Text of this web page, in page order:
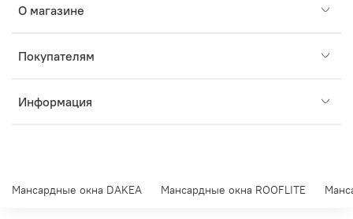
О магазине
Покупателям
Информация
Мансардные окна DAKEA Мансардные окна ROOFLITE